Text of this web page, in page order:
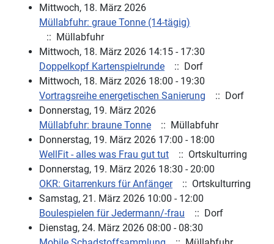
Mittwoch, 18. März 2026
Müllabfuhr: graue Tonne (14-tägig)
:: Müllabfuhr
Mittwoch, 18. März 2026 14:15 - 17:30
Doppelkopf Kartenspielrunde
:: Dorf
Mittwoch, 18. März 2026 18:00 - 19:30
Vortragsreihe energetischen Sanierung
:: Dorf
Donnerstag, 19. März 2026
Müllabfuhr: braune Tonne
:: Müllabfuhr
Donnerstag, 19. März 2026 17:00 - 18:00
WellFit - alles was Frau gut tut
:: Ortskulturring
Donnerstag, 19. März 2026 18:30 - 20:00
OKR: Gitarrenkurs für Anfänger
:: Ortskulturring
Samstag, 21. März 2026 10:00 - 12:00
Boulespielen für Jedermann/-frau
:: Dorf
Dienstag, 24. März 2026 08:00 - 08:30